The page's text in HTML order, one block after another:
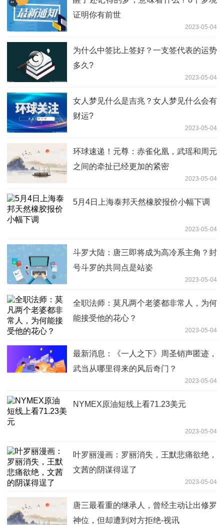
证明你有前世
2023-05-04
为什么中签比上签好？一支签代表的运势
多久?
2023-05-04
女人梦见什么是吉兆？女人梦见什么会有
财运?
2023-05-04
环球速递！元尊：赤雀化凰，武瑶和周元
之间的牵扯已经更加的紧密
2023-05-04
5月4日上海泰邦天然橡胶报价小幅下调
2023-05-04
斗罗大陆：唐三即将成为高冷系主角？封
号斗罗的共同点是站姿
2023-05-04
全职法师：莫凡两个老婆都非常人，为何
能接受他的花心？
2023-05-04
最新消息：《一人之下》周圣销声匿迹，
武当从哪里得来的风后奇门？
2023-05-04
NYMEX原油短线上看71.23美元
2023-05-04
叶罗丽漫画：罗丽消失，王默悲痛欲绝，
文茜的阴谋得逞了
2023-05-04
唐三最看重的继承人，曾经主动让出修罗
神位，但却遭到对方拒绝-视讯